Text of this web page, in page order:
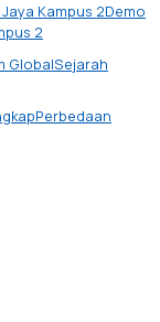
Demo
2
Sejarah
Perbedaan